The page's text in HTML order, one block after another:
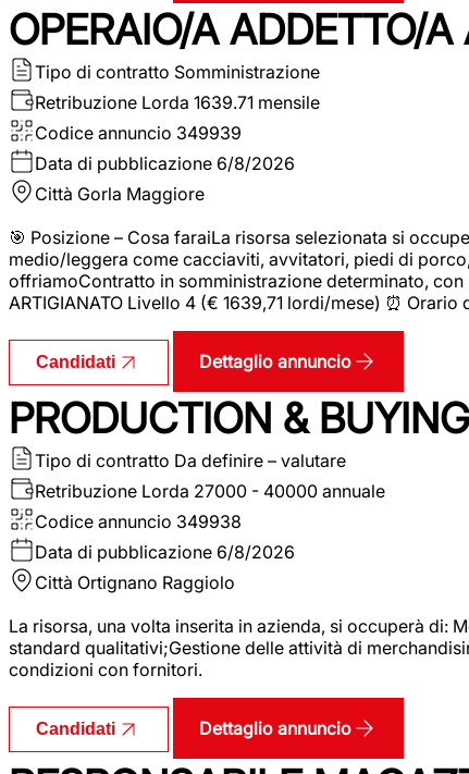
OPERAIO/A ADDETTO/
Tipo di contratto Somministrazione
Retribuzione Lorda 1639.71 mensile
Codice annuncio 349939
Data di pubblicazione 6/8/2026
Città Gorla Maggiore
🎯 Posizione – Cosa faraiLa risorsa selezionata si
medio/leggera come cacciaviti, avvitatori, piedi di
offriamoContratto in somministrazione determinato,
ARTIGIANATO Livello 4 (€ 1639,71 lordi/mese) ⏰
Candidati Dettaglio annuncio
PRODUCTION &
Tipo di contratto Da definire – valutare
Retribuzione Lorda 27000 - 40000 annuale
Codice annuncio 349938
Data di pubblicazione 6/8/2026
Città Ortignano Raggiolo
La risorsa, una volta inserita in azienda, si occuperà di:
standard qualitativi;Gestione delle attività di
condizioni con fornitori.
Candidati Dettaglio annuncio